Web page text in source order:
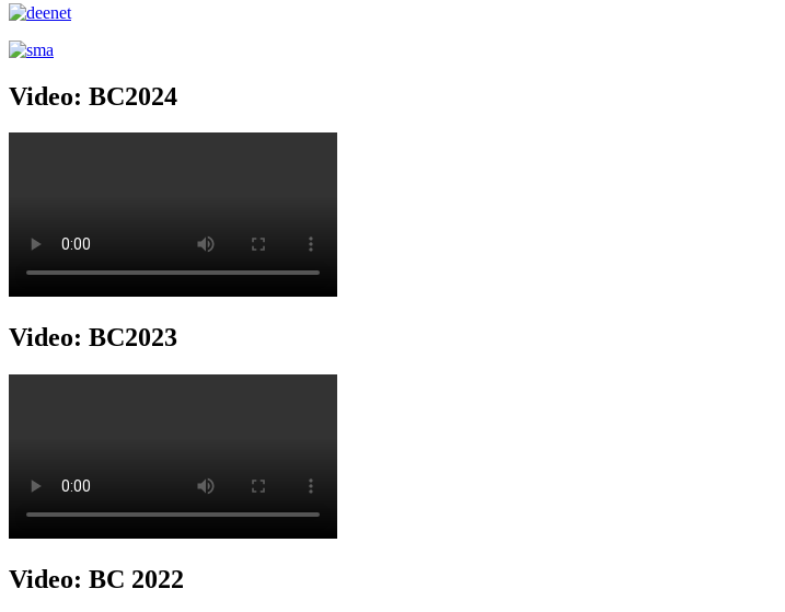
Video: BC2024
Video: BC2023
Video: BC 2022